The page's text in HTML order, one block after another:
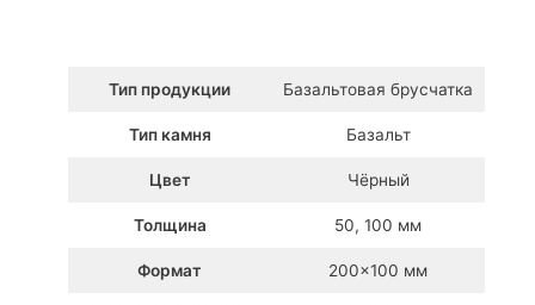
Тип продукции Базальтовая брусчатка
Тип камня Базальт
Цвет Чёрный
Толщина 50, 100 мм
Формат 200×100 мм